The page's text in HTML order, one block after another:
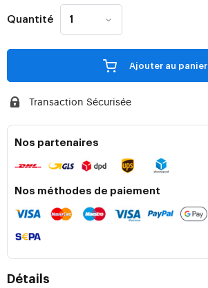
Quantité
Ajouter au panier
Transaction Sécurisée
Nos partenaires
Nos méthodes de paiement
Détails